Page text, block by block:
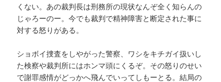
くない。あの裁判長は刑務所の現状なんぞ全く知らんの
じゃろーのー。今でも裁判で精神障害と断定された事に
対する怒りがある。
ショボイ捜査をしやがった警察、ワシをキチガイ扱いし
た検察や裁判所にはホンマ頭にくるぞ。その怒りのせい
で謝罪感情がどっかへ飛んでいってしもーとる。結局の